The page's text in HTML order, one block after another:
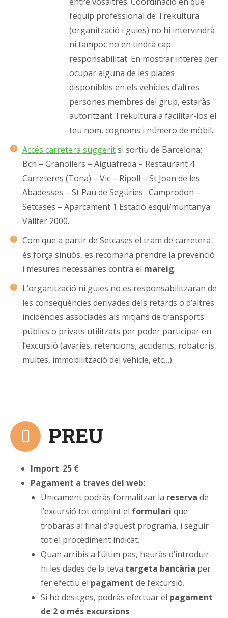
l’equip professional de Trekultura
(organització i guies) no hi intervindrà
ni tampoc no en tindrà cap
responsabilitat. En mostrar interès per
ocupar alguna de les places
disponibles en els vehicles d’altres
persones membres del grup, estaràs
autoritzant Trekultura a facilitar-los el
teu nom, cognoms i número de mòbil.
Accés carretera suggeritsi sortiu de Barcelona:
Bcn – Granollers – Aiguafreda – Restaurant 4
Carreteres (Tona) – Vic – Ripoll – St Joan de les
Abadesses – St Pau de Segúries . Camprodon –
Setcases – Aparcament 1 Estació esquí/muntanya
Vallter 2000.
Com que a partir de Setcases el tram de carretera
és força sinuós, es recomana prendre la prevenció
i mesures necessàries contra el mareig.
L’organització ni guies no es responsabilitzaran de
les conseqüències derivades dels retards o d’altres
incidències associades als mitjans de transports
públics o privats utilitzats per poder participar en
l’excursió (avaries, retencions, accidents, robatoris,
multes, immobilització del vehicle, etc…)
PREU
Import: 25 €
Pagament a traves del web:
Únicament podràs formalitzar la reserva de
l’excursió tot omplint el formulari que
trobaràs al final d’aquest programa, i seguir
tot el procediment indicat.
Quan arribis a l’últim pas, hauràs d’introduir-
hi les dades de la teva targeta bancària per
fer efectiu el pagament de l’excursió.
Si ho desitges, podràs efectuar el pagament
de 2 o més excursions